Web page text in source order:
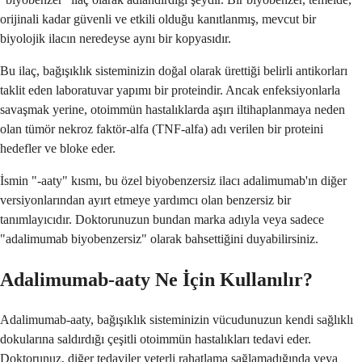
orijinali kadar güvenli ve etkili olduğu kanıtlanmış, mevcut bir
biyolojik ilacın neredeyse aynı bir kopyasıdır.
Bu ilaç, bağışıklık sisteminizin doğal olarak ürettiği belirli antikorları
taklit eden laboratuvar yapımı bir proteindir. Ancak enfeksiyonlarla
savaşmak yerine, otoimmün hastalıklarda aşırı iltihaplanmaya neden
olan tümör nekroz faktör-alfa (TNF-alfa) adı verilen bir proteini
hedefler ve bloke eder.
İsmin "-aaty" kısmı, bu özel biyobenzersiz ilacı adalimumab'ın diğer
versiyonlarından ayırt etmeye yardımcı olan benzersiz bir
tanımlayıcıdır. Doktorunuzun bundan marka adıyla veya sadece
"adalimumab biyobenzersiz" olarak bahsettiğini duyabilirsiniz.
Adalimumab-aaty Ne İçin Kullanılır?
Adalimumab-aaty, bağışıklık sisteminizin vücudunuzun kendi sağlıklı
dokularına saldırdığı çeşitli otoimmün hastalıkları tedavi eder.
Doktorunuz, diğer tedaviler yeterli rahatlama sağlamadığında veya